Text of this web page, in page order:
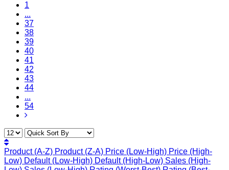
1
...
37
38
39
40
41
42
43
44
...
54
Product (A-Z) Product (Z-A) Price (Low-High) Price (High-
Low) Default (Low-High) Default (High-Low) Sales (High-